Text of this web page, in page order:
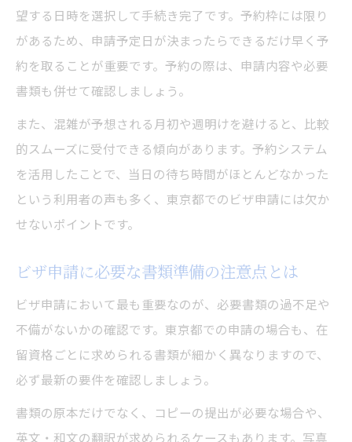
望する日時を選択して手続き完了です。予約枠には限り
があるため、申請予定日が決まったらできるだけ早く予
約を取ることが重要です。予約の際は、申請内容や必要
書類も併せて確認しましょう。
また、混雑が予想される月初や週明けを避けると、比較
的スムーズに受付できる傾向があります。予約システム
を活用したことで、当日の待ち時間がほとんどなかった
という利用者の声も多く、東京都でのビザ申請には欠か
せないポイントです。
ビザ申請に必要な書類準備の注意点とは
ビザ申請において最も重要なのが、必要書類の過不足や
不備がないかの確認です。東京都での申請の場合も、在
留資格ごとに求められる書類が細かく異なりますので、
必ず最新の要件を確認しましょう。
書類の原本だけでなく、コピーの提出が必要な場合や、
英文・和文の翻訳が求められるケースもあります。写真